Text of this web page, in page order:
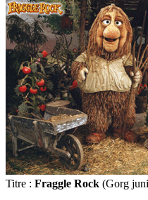
Titre : Fraggle Rock (Gorg